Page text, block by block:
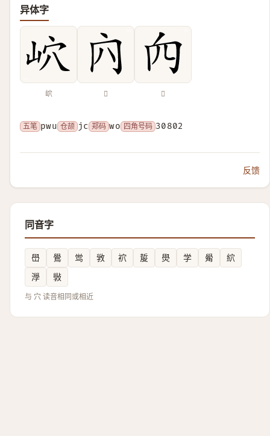
异体字
岤 𠕉 𥤢
五笔 pwu 仓颉 jc 郑码 wo 四角号码 30802
反馈
同音字
嶨 鷽 鸴 敩 袕 㿱 燢 学 觷
䋉
㶅
斅
与 穴 读音相同或相近